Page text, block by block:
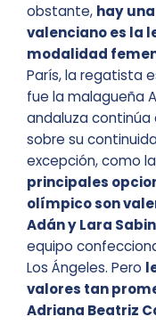
obstante, hay
valenciano es la
modalidad
París, la regatista
fue la malagueña
andaluza continúa
sobre su
excepción, como
principales
olímpico son
Adán y Lara
equipo
Los Ángeles. Pero
valores tan
Adriana Beatriz